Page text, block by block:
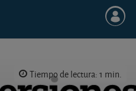
Tiempo de lectura: 1 min.